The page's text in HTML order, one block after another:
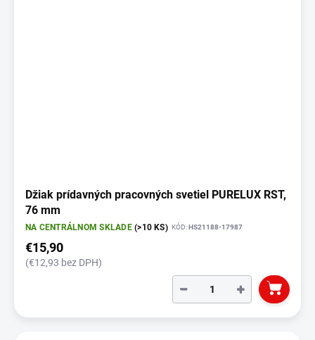
Džiak prídavných pracovných svetiel PURELUX RST,
76 mm
NA CENTRÁLNOM SKLADE(>10 KS) KÓD:HS21188-17987
€15,90
(€12,93 bez DPH)
+
−